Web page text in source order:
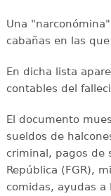
Una
cabañas en las
En dicha lista
contables del
El documento
sueldos de
criminal, pagos de
República (FGR),
comidas, ayudas a